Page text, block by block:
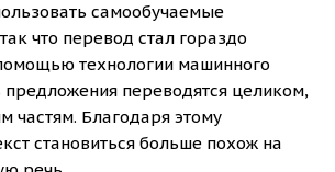
самообучаемые
что перевод стал гораздо
технологии машинного
переводятся целиком,
частям. Благодаря этому
становиться больше похож на